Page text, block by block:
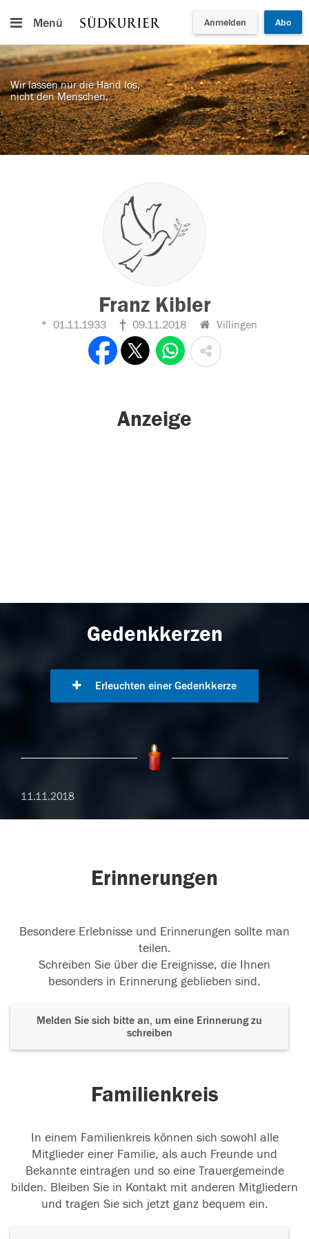
Menü Anmelden Abo
Wir lassen nur die Hand los,
nicht den Menschen.
Franz Kibler
01.11.1933 09.11.2018 Villingen
Anzeige
Gedenkkerzen
Erleuchten einer Gedenkkerze
11.11.2018
Erinnerungen
Besondere Erlebnisse und Erinnerungen sollte man
teilen.
Schreiben Sie über die Ereignisse, die Ihnen
besonders in Erinnerung geblieben sind.
Melden Sie sich bitte an, um eine Erinnerung zu
schreiben
Familienkreis
In einem Familienkreis können sich sowohl alle
Mitglieder einer Familie, als auch Freunde und
Bekannte eintragen und so eine Trauergemeinde
bilden. Bleiben Sie in Kontakt mit anderen Mitgliedern
und tragen Sie sich jetzt ganz bequem ein.